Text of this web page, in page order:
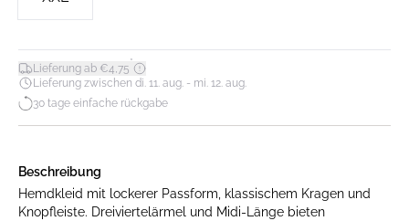
Lieferung ab €4,75*
Lieferung zwischen di. 11. aug. - mi. 12. aug.
30 tage einfache rückgabe
Beschreibung
Hemdkleid mit lockerer Passform, klassischem Kragen und
Knopfleiste. Dreiviertelärmel und Midi-Länge bieten